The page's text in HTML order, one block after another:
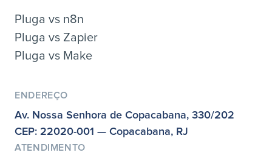
Pluga vs n8n
Pluga vs Zapier
Pluga vs Make
ENDEREÇO
Av. Nossa Senhora de Copacabana, 330/202
CEP: 22020-001 — Copacabana, RJ
ATENDIMENTO